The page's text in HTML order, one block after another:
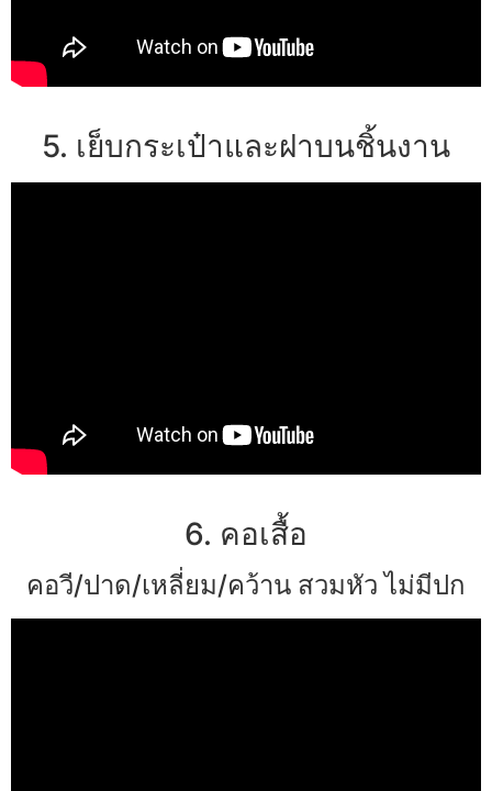
5. เย็บกระเป๋าและฝาบนชิ้นงาน
6. คอเสื้อ
คอวี/ปาด/เหลี่ยม/คว้าน สวมหัว ไม่มีปก